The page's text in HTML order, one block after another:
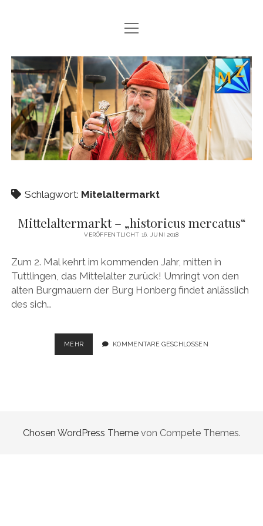
STARTSEITE
ÜBER MICH
AUFTRITTSPREISE
AUFTRITTE
KONTAKT
BILDERGALERIE
facebook
Menü
öffnen
Schabbernax.de
Schlagwort: Mitelaltermarkt
Mittelaltermarkt – „historicus mercatus“
VERÖFFENTLICHT 16. JUNI 2018
Zum 2. Mal kehrt im kommenden Jahr, mitten in
Tuttlingen, das Mittelalter zurück! Umringt von den
alten Burgmauern der Burg Honberg findet anlässlich
des sich…
MEHRMITTELALTERMARKT
–
KOMMENTARE GESCHLOSSEN
Chosen WordPress Themevon Compete Themes.